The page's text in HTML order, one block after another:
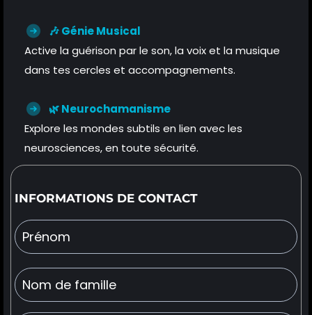
🎶 Génie Musical
Active la guérison par le son, la voix et la musique
dans tes cercles et accompagnements.
🌿 Neurochamanisme
Explore les mondes subtils en lien avec les
neurosciences, en toute sécurité.
INFORMATIONS DE CONTACT